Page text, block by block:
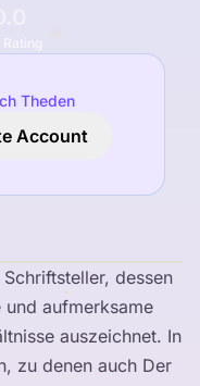
Theden
Account
dessen
aufmerksame
auszeichnet. In
zu denen auch Der